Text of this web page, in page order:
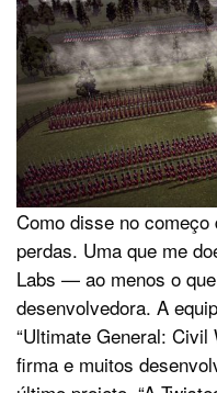
Como disse no
perdas. Uma que me
Labs — ao menos o
desenvolvedora. A
“Ultimate General: Civil
firma e muitos